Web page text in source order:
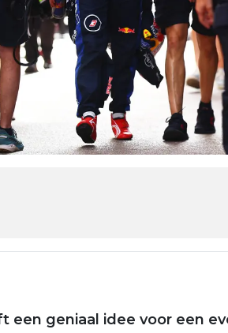
Mail
via link
een geniaal idee voor een